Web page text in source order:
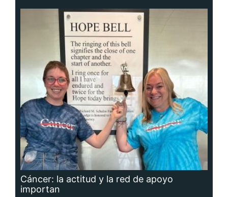
Cáncer: la actitud y la red de apoyo
importan